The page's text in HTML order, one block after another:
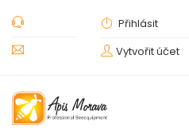
Přihlásit
Vytvořit účet